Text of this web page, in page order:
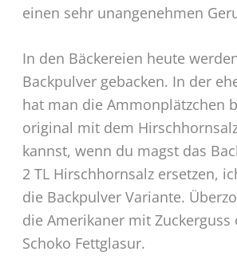
einen sehr unangenehmen
In den Bäckereien heute
Backpulver gebacken. In der
hat man die Ammonplätzchen
original mit dem
kannst, wenn du magst das
2 TL Hirschhornsalz ersetzen,
die Backpulver Variante.
die Amerikaner mit Zuckerguss
Schoko Fettglasur.